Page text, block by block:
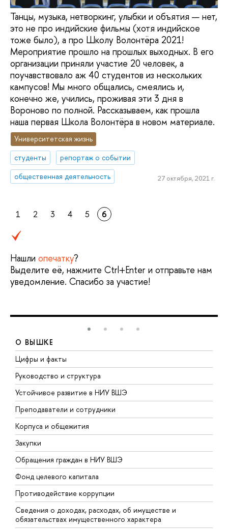
Танцы, музыка, нетворкинг, улыбки и объятия — нет,
это не про индийские фильмы (хотя индийское
тоже было), а про Школу Волонтёра 2021!
Мероприятие прошло на прошлых выходных. В его
организации приняли участие 20 человек, а
поучавствовало аж 40 студентов из нескольких
кампусов! Мы много общались, смеялись и,
конечно же, учились, проживая эти 3 дня в
Вороново по полной. Рассказываем, как прошла
наша первая Школа Волонтёра в новом материале.
Университетская жизнь
студенты
репортаж о событии
общественная деятельность
27 октября, 2021 г.
1 2 3 4 5 6
Нашли опечатку?
Выделите её, нажмите Ctrl+Enter и отправьте нам
уведомление. Спасибо за участие!
О ВЫШКЕ
Цифры и факты
Руководство и структура
Устойчивое развитие в НИУ ВШЭ
Преподаватели и сотрудники
Корпуса и общежития
Закупки
Обращения граждан в НИУ ВШЭ
Фонд целевого капитала
Противодействие коррупции
Сведения о доходах, расходах, об имуществе и
обязательствах имущественного характера